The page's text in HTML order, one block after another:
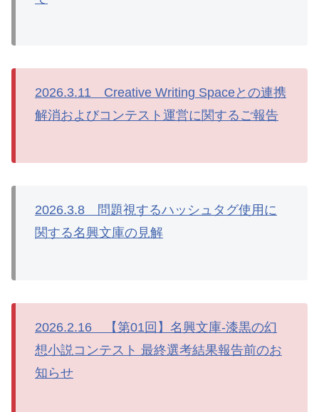
2026.3.11 Creative Writing Spaceとの連携
解消およびコンテスト運営に関するご報告
2026.3.8 問題視するハッシュタグ使用に
関する名興文庫の見解
2026.2.16 【第01回】名興文庫-漆黒の幻
想小説コンテスト 最終選考結果報告前のお
知らせ